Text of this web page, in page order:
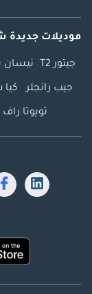
موديلات جديدة
جيتور T2 نيسان
جيب رانجلر
تويوتا راف ٤